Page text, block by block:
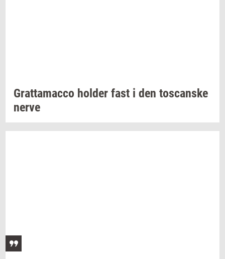
Grat­ta­mac­co hol­der fast i den toscan­ske
nerve